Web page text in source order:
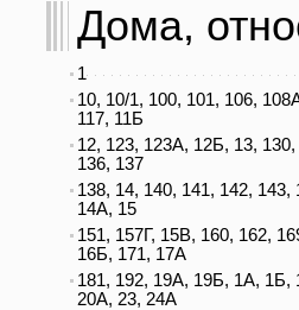
Дома,
1
10, 10/1, 100, 101, 106,
117, 11Б
12, 123, 123А, 12Б, 13, 130,
136, 137
138, 14, 140, 141, 142, 143,
14А, 15
151, 157Г, 15В, 160, 162,
16Б, 171, 17А
181, 192, 19А, 19Б, 1А, 1Б,
20А, 23, 24А